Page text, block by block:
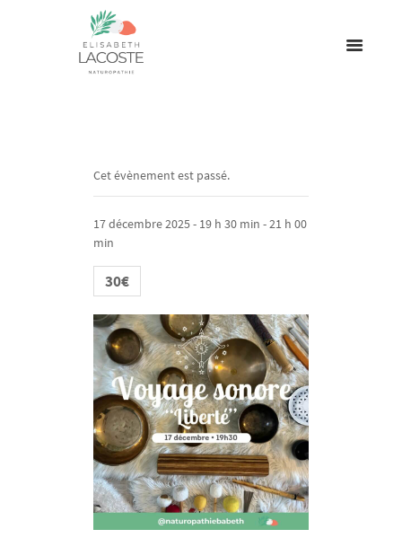
Cet évènement est passé.
17 décembre 2025 - 19 h 30 min -21 h 00
min
30€